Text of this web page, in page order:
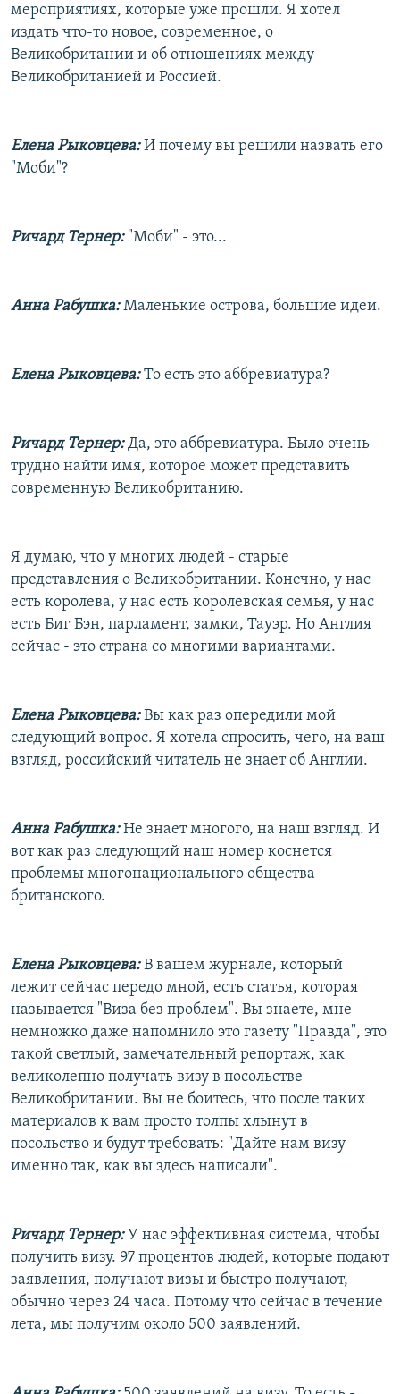
мероприятиях, которые уже прошли. Я хотел
издать что-то новое, современное, о
Великобритании и об отношениях между
Великобританией и Россией.
Елена Рыковцева:И почему вы решили назвать его
"Моби"?
Ричард Тернер:"Моби" - это...
Анна Рабушка:Маленькие острова, большие идеи.
Елена Рыковцева:То есть это аббревиатура?
Ричард Тернер:Да, это аббревиатура. Было очень
трудно найти имя, которое может представить
современную Великобританию.
Я думаю, что у многих людей - старые
представления о Великобритании. Конечно, у нас
есть королева, у нас есть королевская семья, у нас
есть Биг Бэн, парламент, замки, Тауэр. Но Англия
сейчас - это страна со многими вариантами.
Елена Рыковцева:Вы как раз опередили мой
следующий вопрос. Я хотела спросить, чего, на ваш
взгляд, российский читатель не знает об Англии.
Анна Рабушка:Не знает многого, на наш взгляд. И
вот как раз следующий наш номер коснется
проблемы многонационального общества
британского.
Елена Рыковцева:В вашем журнале, который
лежит сейчас передо мной, есть статья, которая
называется "Виза без проблем". Вы знаете, мне
немножко даже напомнило это газету "Правда", это
такой светлый, замечательный репортаж, как
великолепно получать визу в посольстве
Великобритании. Вы не боитесь, что после таких
материалов к вам просто толпы хлынут в
посольство и будут требовать: "Дайте нам визу
именно так, как вы здесь написали".
Ричард Тернер:У нас эффективная система, чтобы
получить визу. 97 процентов людей, которые подают
заявления, получают визы и быстро получают,
обычно через 24 часа. Потому что сейчас в течение
лета, мы получим около 500 заявлений.